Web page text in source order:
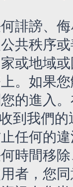
誹謗、
共秩序
或地域
。如果
的進入
到我們
任何的
時間移
者，您